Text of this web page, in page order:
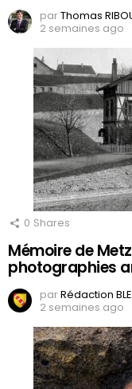
parThomas
2 semaines ago
0 Shares
Mémoire de
photographies
parRédaction
2 semaines ago